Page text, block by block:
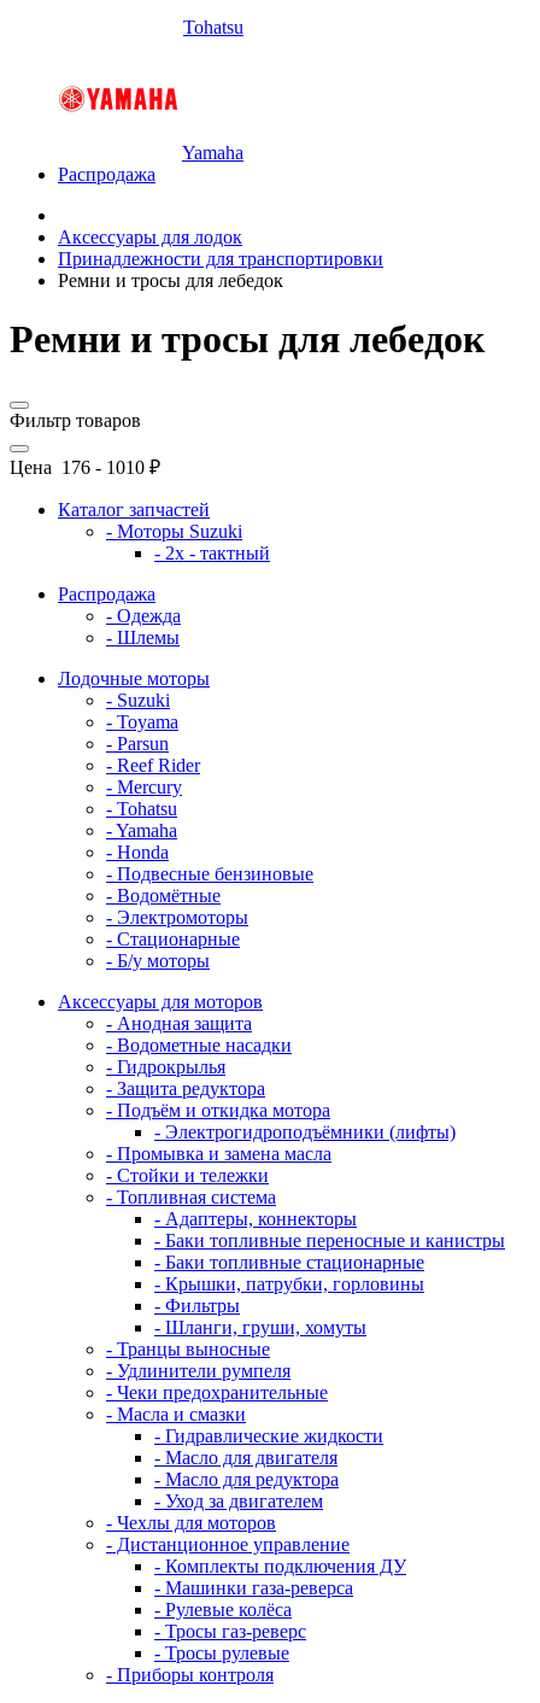
Tohatsu
Yamaha
Распродажа
Аксессуары для лодок
Принадлежности для транспортировки
Ремни и тросы для лебедок
Ремни и тросы для лебедок
Фильтр товаров
Цена 176 - 1010 ₽
Каталог запчастей
- Моторы Suzuki
- 2x - тактный
Распродажа
- Одежда
- Шлемы
Лодочные моторы
- Suzuki
- Toyama
- Parsun
- Reef Rider
- Mercury
- Tohatsu
- Yamaha
- Honda
- Подвесные бензиновые
- Водомётные
- Электромоторы
- Стационарные
- Б/у моторы
Аксессуары для моторов
- Анодная защита
- Водометные насадки
- Гидрокрылья
- Защита редуктора
- Подъём и откидка мотора
- Электрогидроподъёмники (лифты)
- Промывка и замена масла
- Стойки и тележки
- Топливная система
- Адаптеры, коннекторы
- Баки топливные переносные и канистры
- Баки топливные стационарные
- Крышки, патрубки, горловины
- Фильтры
- Шланги, груши, хомуты
- Транцы выносные
- Удлинители румпеля
- Чеки предохранительные
- Масла и смазки
- Гидравлические жидкости
- Масло для двигателя
- Масло для редуктора
- Уход за двигателем
- Чехлы для моторов
- Дистанционное управление
- Комплекты подключения ДУ
- Машинки газа-реверса
- Рулевые колёса
- Тросы газ-реверс
- Тросы рулевые
- Приборы контроля